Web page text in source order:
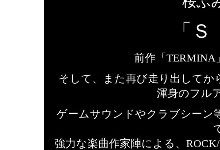
「 Ｓ
前作「
そして、また再び走り出してか
渾身のフル
ゲームサウンドやクラブシーン
強力な楽曲作家陣による、